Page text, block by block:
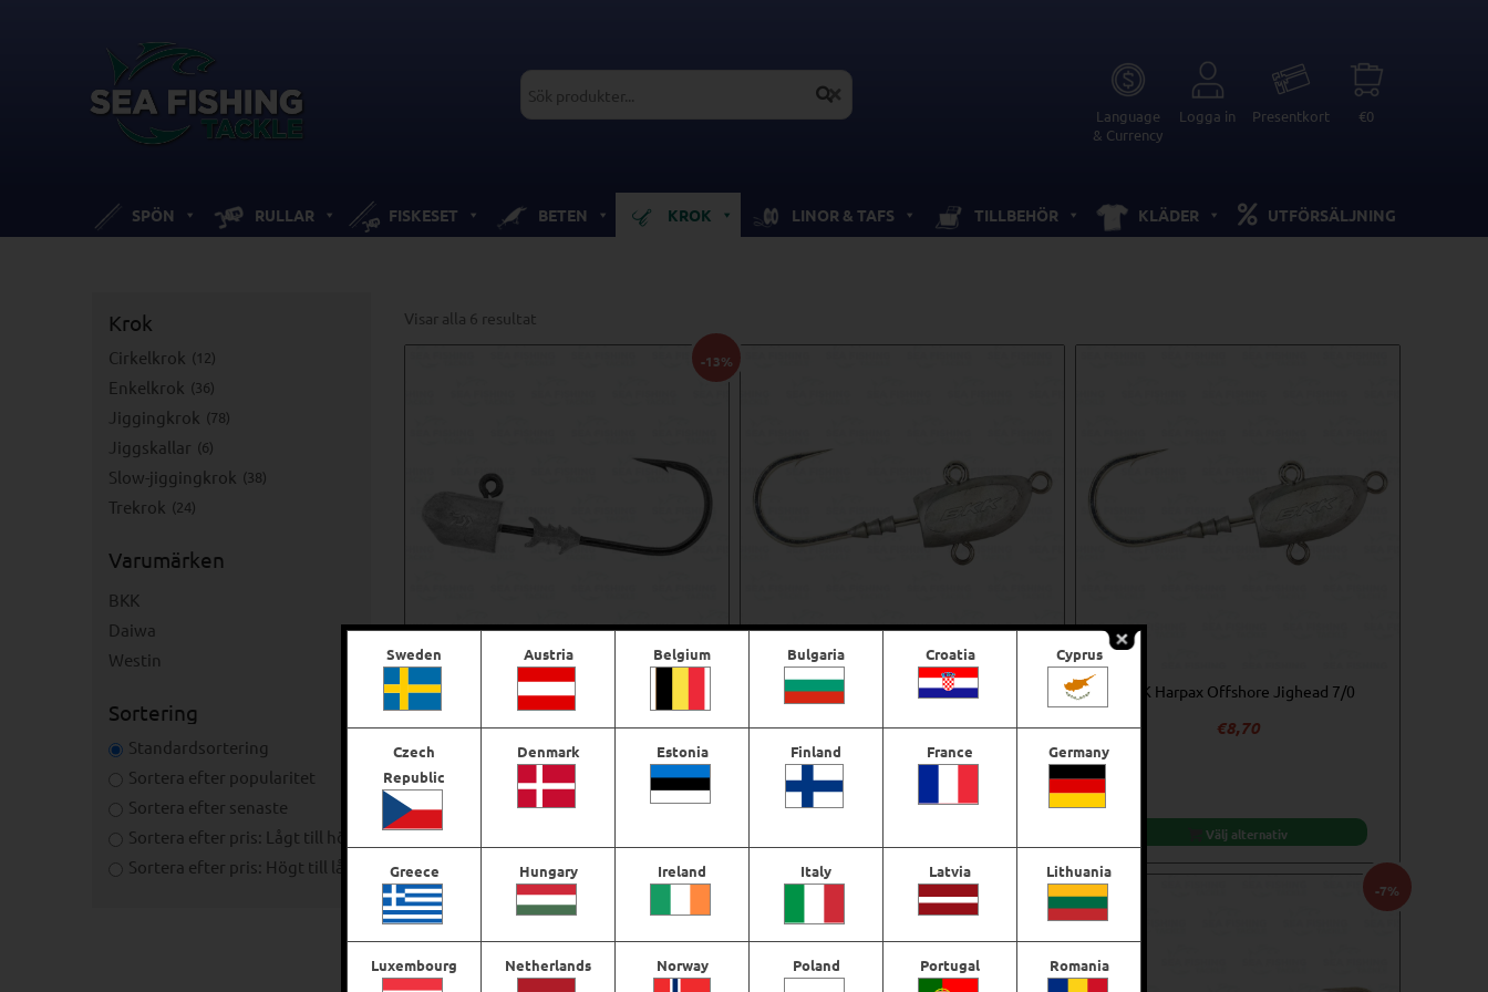
Language
& Currency
Logga in Presentkort €0
SPÖN RULLAR FISKESET BETEN KROK LINOR & TAFS TILLBEHÖR KLÄDER UTFÖRSÄLJNING
Visar alla 6 resultat
-13%
Daiwa Baitjunkie SW Jighead 12/0
€8,70 – €10,16Prisintervall:
€10,16
BKK Harpax Offshore Jighead 5/0
€8,70
BKK Harpax Offshore Jighead 7/0
€8,70
Välj alternativ
-8% -7%
Krok
Cirkelkrok 12
Enkelkrok 36
Jiggingkrok 78
Jiggskallar 6
Slow-jiggingkrok 38
Trekrok 24
Varumärken
BKK
Daiwa
Westin
Sortering
Standardsortering
Sortera efter popularitet
Sortera efter senaste
Sortera efter pris: Lågt till högt
Sortera efter pris: Högt till lågt
Sweden Austria Belgium Bulgaria Croatia Cyprus
Czech
Republic
Denmark Estonia Finland France Germany
Greece Hungary Ireland Italy Latvia Lithuania
Luxembourg Netherlands Norway Poland Portugal Romania